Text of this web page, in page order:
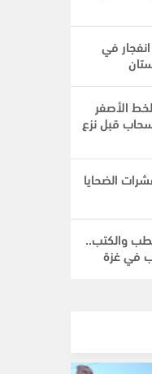
انفجار في
الأصفر
قبل نزع
الضحايا
والكتب..
في غزة